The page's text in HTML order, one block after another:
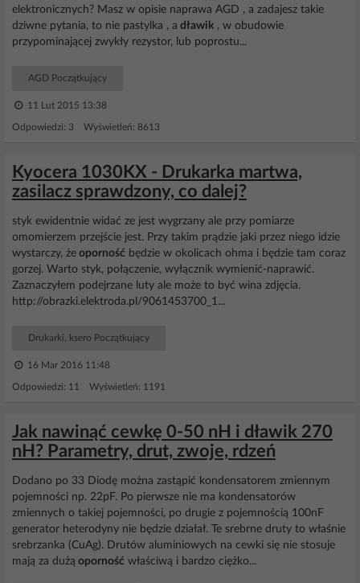
elektronicznych? Masz w opisie naprawa AGD , a zadajesz takie
dziwne pytania, to nie pastylka , a dławik , w obudowie
przypominającej zwykły rezystor, lub poprostu...
AGD Początkujący
11 Lut 2015 13:38
Odpowiedzi: 3 Wyświetleń: 8613
Kyocera 1030KX - Drukarka martwa,
zasilacz sprawdzony, co dalej?
styk ewidentnie widać ze jest wygrzany ale przy pomiarze
omomierzem przejście jest. Przy takim prądzie jaki przez niego idzie
wystarczy, że oporność będzie w okolicach ohma i będzie tam coraz
gorzej. Warto styk, połączenie, wyłącznik wymienić-naprawić.
Zaznaczyłem podejrzane luty ale może to być wina zdjęcia.
http://obrazki.elektroda.pl/9061453700_1...
Drukarki, ksero Początkujący
16 Mar 2016 11:48
Odpowiedzi: 11 Wyświetleń: 1191
Jak nawinąć cewkę 0-50 nH i dławik 270
nH? Parametry, drut, zwoje, rdzeń
Dodano po 33 Diodę można zastąpić kondensatorem zmiennym
pojemności np. 22pF. Po pierwsze nie ma kondensatorów
zmiennych o takiej pojemności, po drugie z pojemnością 100nF
generator heterodyny nie będzie działał. Te srebrne druty to właśnie
srebrzanka (CuAg). Drutów aluminiowych na cewki się nie stosuje
mają za dużą oporność właściwą i bardzo ciężko...